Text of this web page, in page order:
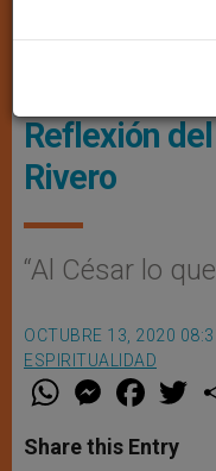
Evangelio
Reflexión
Rivero
“Al César lo
OCTUBRE 13, 2020
ESPIRITUALIDAD
W
t
s
M
e
s
e
F
a
e
b
w
Share this Entry